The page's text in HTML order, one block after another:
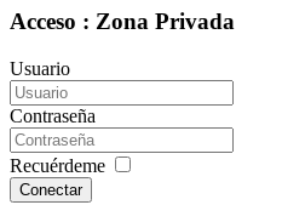
Acceso : Zona Privada
Usuario
Contraseña
Recuérdeme
Conectar